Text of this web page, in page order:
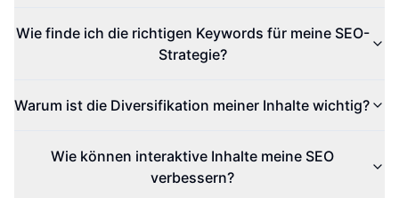
Wie finde ich die richtigen Keywords für meine SEO-
Strategie?
Warum ist die Diversifikation meiner Inhalte wichtig?
Wie können interaktive Inhalte meine SEO
verbessern?